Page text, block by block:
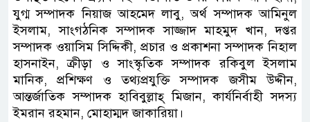
যুগ্ম সম্পাদক নিয়াজ আহমেদ লাবু, অর্থ সম্পাদক আমিনুল
ইসলাম, সাংগঠনিক সম্পাদক সাজ্জাদ মাহমুদ খান, দপ্তর
সম্পাদক ওয়াসিম সিদ্দিকী, প্রচার ও প্রকাশনা সম্পাদক নিহাল
হাসনাইন, ক্রীড়া ও সাংস্কৃতিক সম্পাদক রকিবুল ইসলাম
মানিক, প্রশিক্ষণ ও তথ্যপ্রযুক্তি সম্পাদক জসীম উদ্দীন,
আন্তর্জাতিক সম্পাদক হাবিবুল্লাহ্ মিজান, কার্যনির্বাহী সদস্য
ইমরান রহমান, মোহাম্মদ জাকারিয়া।